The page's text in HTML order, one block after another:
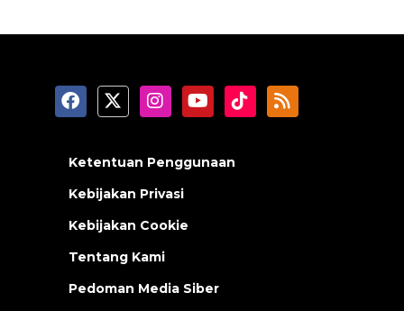
Ketentuan Penggunaan
Kebijakan Privasi
Kebijakan Cookie
Tentang Kami
Pedoman Media Siber